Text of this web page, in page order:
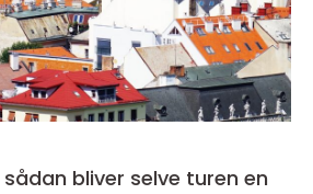
bliver selve turen en